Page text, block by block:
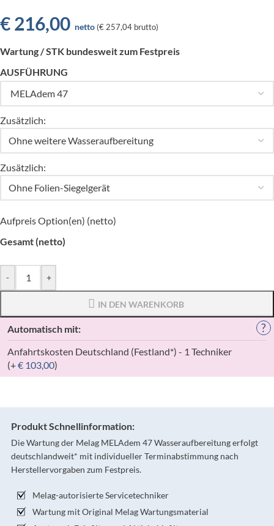
€216,00 netto (€ 257,04 brutto)
Wartung / STK bundesweit zum Festpreis
AUSFÜHRUNG
Zusätzlich:
Zusätzlich:
Aufpreis Option(en) (netto)
Gesamt (netto)
- +
IN DEN WARENKORB
?
Automatisch mit:
Anfahrtskosten Deutschland (Festland*) - 1 Techniker
(+€ 103,00)
Produkt Schnellinformation:
Die Wartung der Melag MELAdem 47 Wasseraufbereitung erfolgt
deutschlandweit* mit individueller Terminabstimmung nach
Herstellervorgaben zum Festpreis.
Melag-autorisierte Servicetechniker
Wartung mit Original Melag Wartungsmaterial